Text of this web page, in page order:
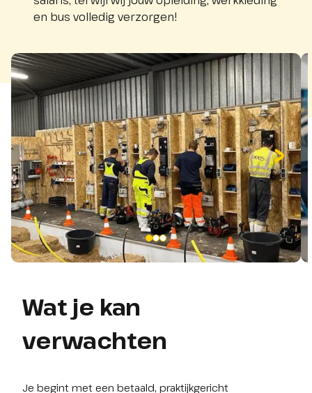
en bus volledig verzorgen!
Wat je kan
verwachten
Je begint met een betaald, praktijkgericht